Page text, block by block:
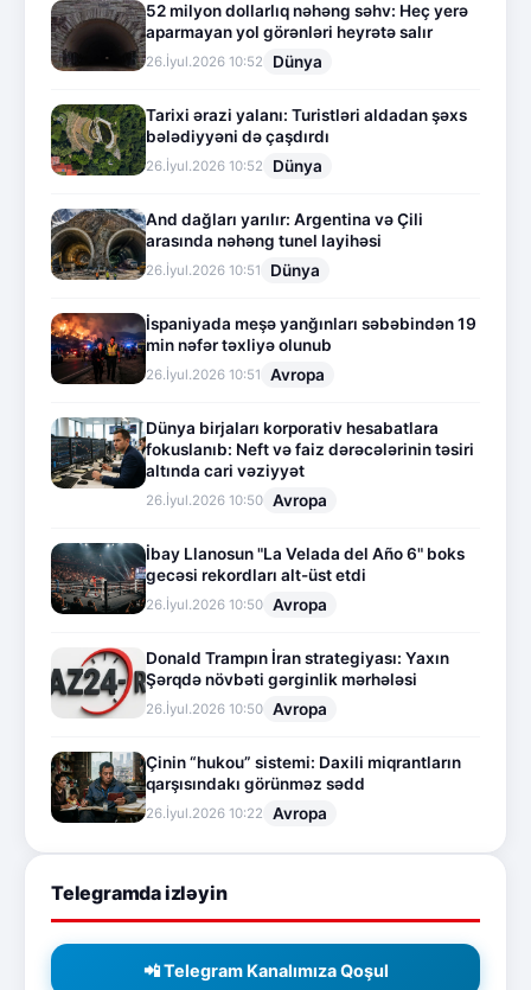
52 milyon dollarlıq nəhəng səhv: Heç yerə
aparmayan yol görənləri heyrətə salır
26.İyul.2026 10:52 Dünya
Tarixi ərazi yalanı: Turistləri aldadan şəxs
bələdiyyəni də çaşdırdı
26.İyul.2026 10:52 Dünya
And dağları yarılır: Argentina və Çili
arasında nəhəng tunel layihəsi
26.İyul.2026 10:51 Dünya
İspaniyada meşə yanğınları səbəbindən 19
min nəfər təxliyə olunub
26.İyul.2026 10:51 Avropa
Dünya birjaları korporativ hesabatlara
fokuslanıb: Neft və faiz dərəcələrinin təsiri
altında cari vəziyyət
26.İyul.2026 10:50 Avropa
İbay Llanosun "La Velada del Año 6" boks
gecəsi rekordları alt-üst etdi
26.İyul.2026 10:50 Avropa
Donald Trampın İran strategiyası: Yaxın
Şərqdə növbəti gərginlik mərhələsi
26.İyul.2026 10:50 Avropa
Çinin “hukou” sistemi: Daxili miqrantların
qarşısındakı görünməz sədd
26.İyul.2026 10:22 Avropa
Telegramda izləyin
📲 Telegram Kanalımıza Qoşul